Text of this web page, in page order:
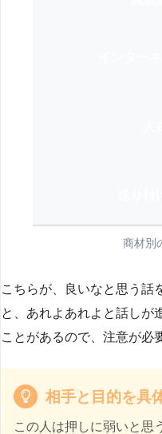
商材別
こちらが、良いなと思う話
と、あれよあれよと話しが
ことがあるので、注意が必
相手と目的を具
この人は押しに弱いと思